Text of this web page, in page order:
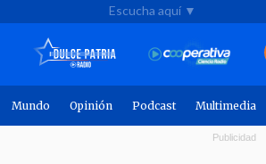
Escucha aquí ▼
Mundo Opinión Podcast Multimedia